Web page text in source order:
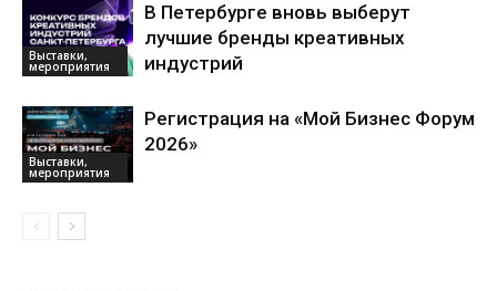
Выставки,
мероприятия
В Петербурге вновь выберут
лучшие бренды креативных
индустрий
Выставки,
мероприятия
Регистрация на «Мой Бизнес Форум
2026»